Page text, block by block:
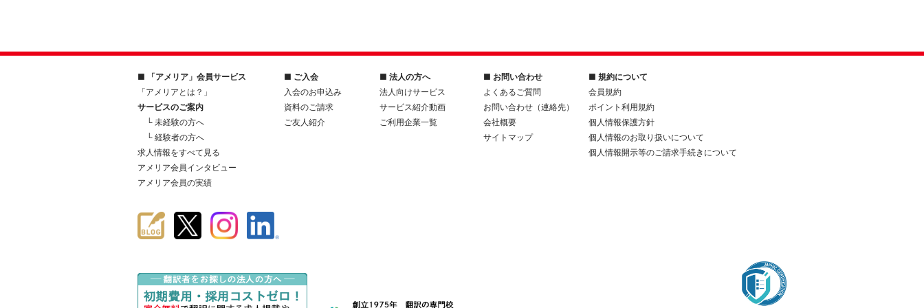
■ 「アメリア」会員サービス
「アメリアとは？」
サービスのご案内
└ 未経験の方へ
└ 経験者の方へ
求人情報をすべて見る
アメリア会員インタビュー
アメリア会員の実績
■ ご入会
入会のお申込み
資料のご請求
ご友人紹介
■ 法人の方へ
法人向けサービス
サービス紹介動画
ご利用企業一覧
■ お問い合わせ
よくあるご質問
お問い合わせ（連絡先）
会社概要
サイトマップ
■ 規約について
会員規約
ポイント利用規約
個人情報保護方針
個人情報のお取り扱いについて
個人情報開示等のご請求手続きについて